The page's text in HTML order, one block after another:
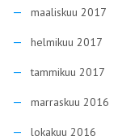
maaliskuu 2017
helmikuu 2017
tammikuu 2017
marraskuu 2016
lokakuu 2016